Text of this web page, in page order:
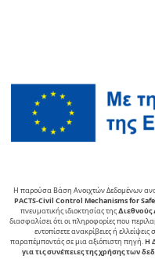
Η παρούσα Βάση Ανοιχτών Δεδομένων
PACTS-Civil Control Mechanisms for
πνευµατικής ιδιοκτησίας της∆ιεθνούς
διασφαλίσει ότι οι πληροφορίες που
εντοπίσετε ανακρίβειες ή
παραπέμποντάς σε μια αξιόπιστη πηγή.Η
για τις συνέπειες της χρήσης των